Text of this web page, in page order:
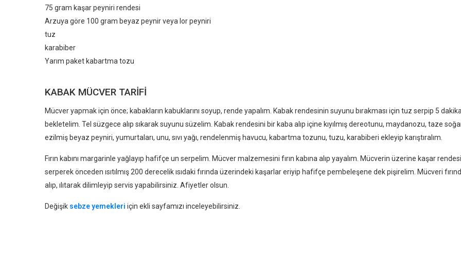
75 gram kaşar peyniri rendesi
Arzuya göre 100 gram beyaz peynir veya lor peyniri
tuz
karabiber
Yarım paket kabartma tozu
KABAK MÜCVER TARIFI
Mücver yapmak için önce; kabakların kabuklarını soyup, rende yapalım. Kabak rendesinin suyunu bırakması için tuz serpip 5 dakika
bekletelim. Tel süzgece alıp sıkarak suyunu süzelim. Kabak rendesini bir kaba alıp içine kıyılmış dereotunu, maydanozu, taze
ezilmiş beyaz peyniri, yumurtaları, unu, sıvı yağı, rendelenmiş havucu, kabartma tozunu, tuzu, karabiberi ekleyip karıştıralım.
Fırın kabını margarinle yağlayıp hafifçe un serpelim. Mücver malzemesini fırın kabına alıp yayalım. Mücverin üzerine kaşar rendesi
serperek önceden ısıtılmış 200 derecelik ısıdaki fırında üzerindeki kaşarlar eriyip hafifçe pembeleşene dek pişirelim. Mücveri
alıp, ılıtarak dilimleyip servis yapabilirsiniz. Afiyetler olsun.
Değişik sebze yemekleri için ekli sayfamızı inceleyebilirsiniz.